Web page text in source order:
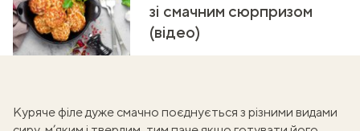
зі смачним сюрпризом
(відео)
Куряче філе дуже смачно поєднується з різними видами